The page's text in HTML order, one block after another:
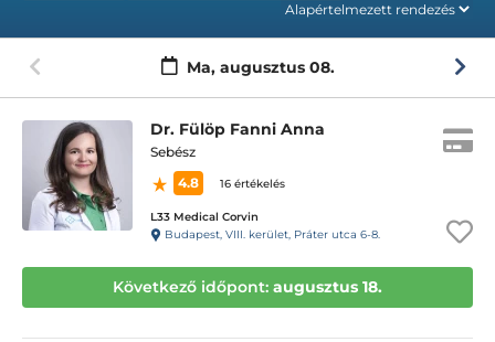
Ma, augusztus 08.
Dr. Fülöp Fanni Anna
Sebész
4.8
16 értékelés
L33 Medical Corvin
Budapest, VIII. kerület, Práter utca 6-8.
Következő időpont: augusztus 18.